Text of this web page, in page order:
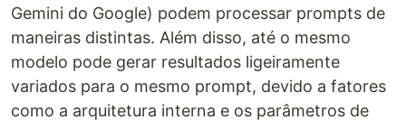
Gemini do Google) podem processar prompts de
maneiras distintas. Além disso, até o mesmo
modelo pode gerar resultados ligeiramente
variados para o mesmo prompt, devido a fatores
como a arquitetura interna e os parâmetros de